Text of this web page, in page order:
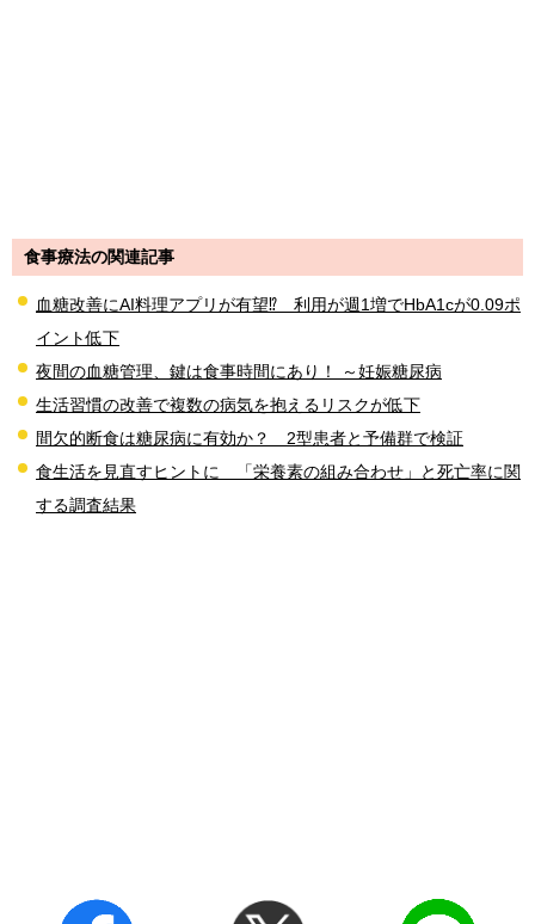
食事療法の関連記事
血糖改善にAI料理アプリが有望⁉ 利用が週1増でHbA1cが0.09ポ
イント低下
夜間の血糖管理、鍵は食事時間にあり！ ～妊娠糖尿病
生活習慣の改善で複数の病気を抱えるリスクが低下
間欠的断食は糖尿病に有効か？ 2型患者と予備群で検証
食生活を見直すヒントに 「栄養素の組み合わせ」と死亡率に関
する調査結果